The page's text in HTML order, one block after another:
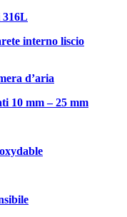
316L
interno liscio
d’aria
10 mm – 25 mm